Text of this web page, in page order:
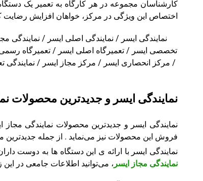
کارشناسان مجموعه در هر کارگاه به تعمیر یک
اختصاص این ویژگی در مرکز، خواهان افزایش رضایت
نمایندگی ایسر / نمایندگی اصلی ایسر / نمایندگی
تخصصی ایسر / تعمیرگاه اصلی ایسر / تعمیرگاه
/ مرکز انحصاری ایسر / مرکز مجاز ایسر / نمایندگی
نمایندگی ایسر و جدیدترین محصولات
نمایندگی ایسر و جدیدترین محصولات نمایندگی
فروش این محصولات نیز می‌نماید . از جمله جدیدترین
نمایندگی ایسر با ارائه ی این دستگاه ها به دوست
نمایندگی مجاز ایسر ، می‌توانید اطلاعات جامعی در این